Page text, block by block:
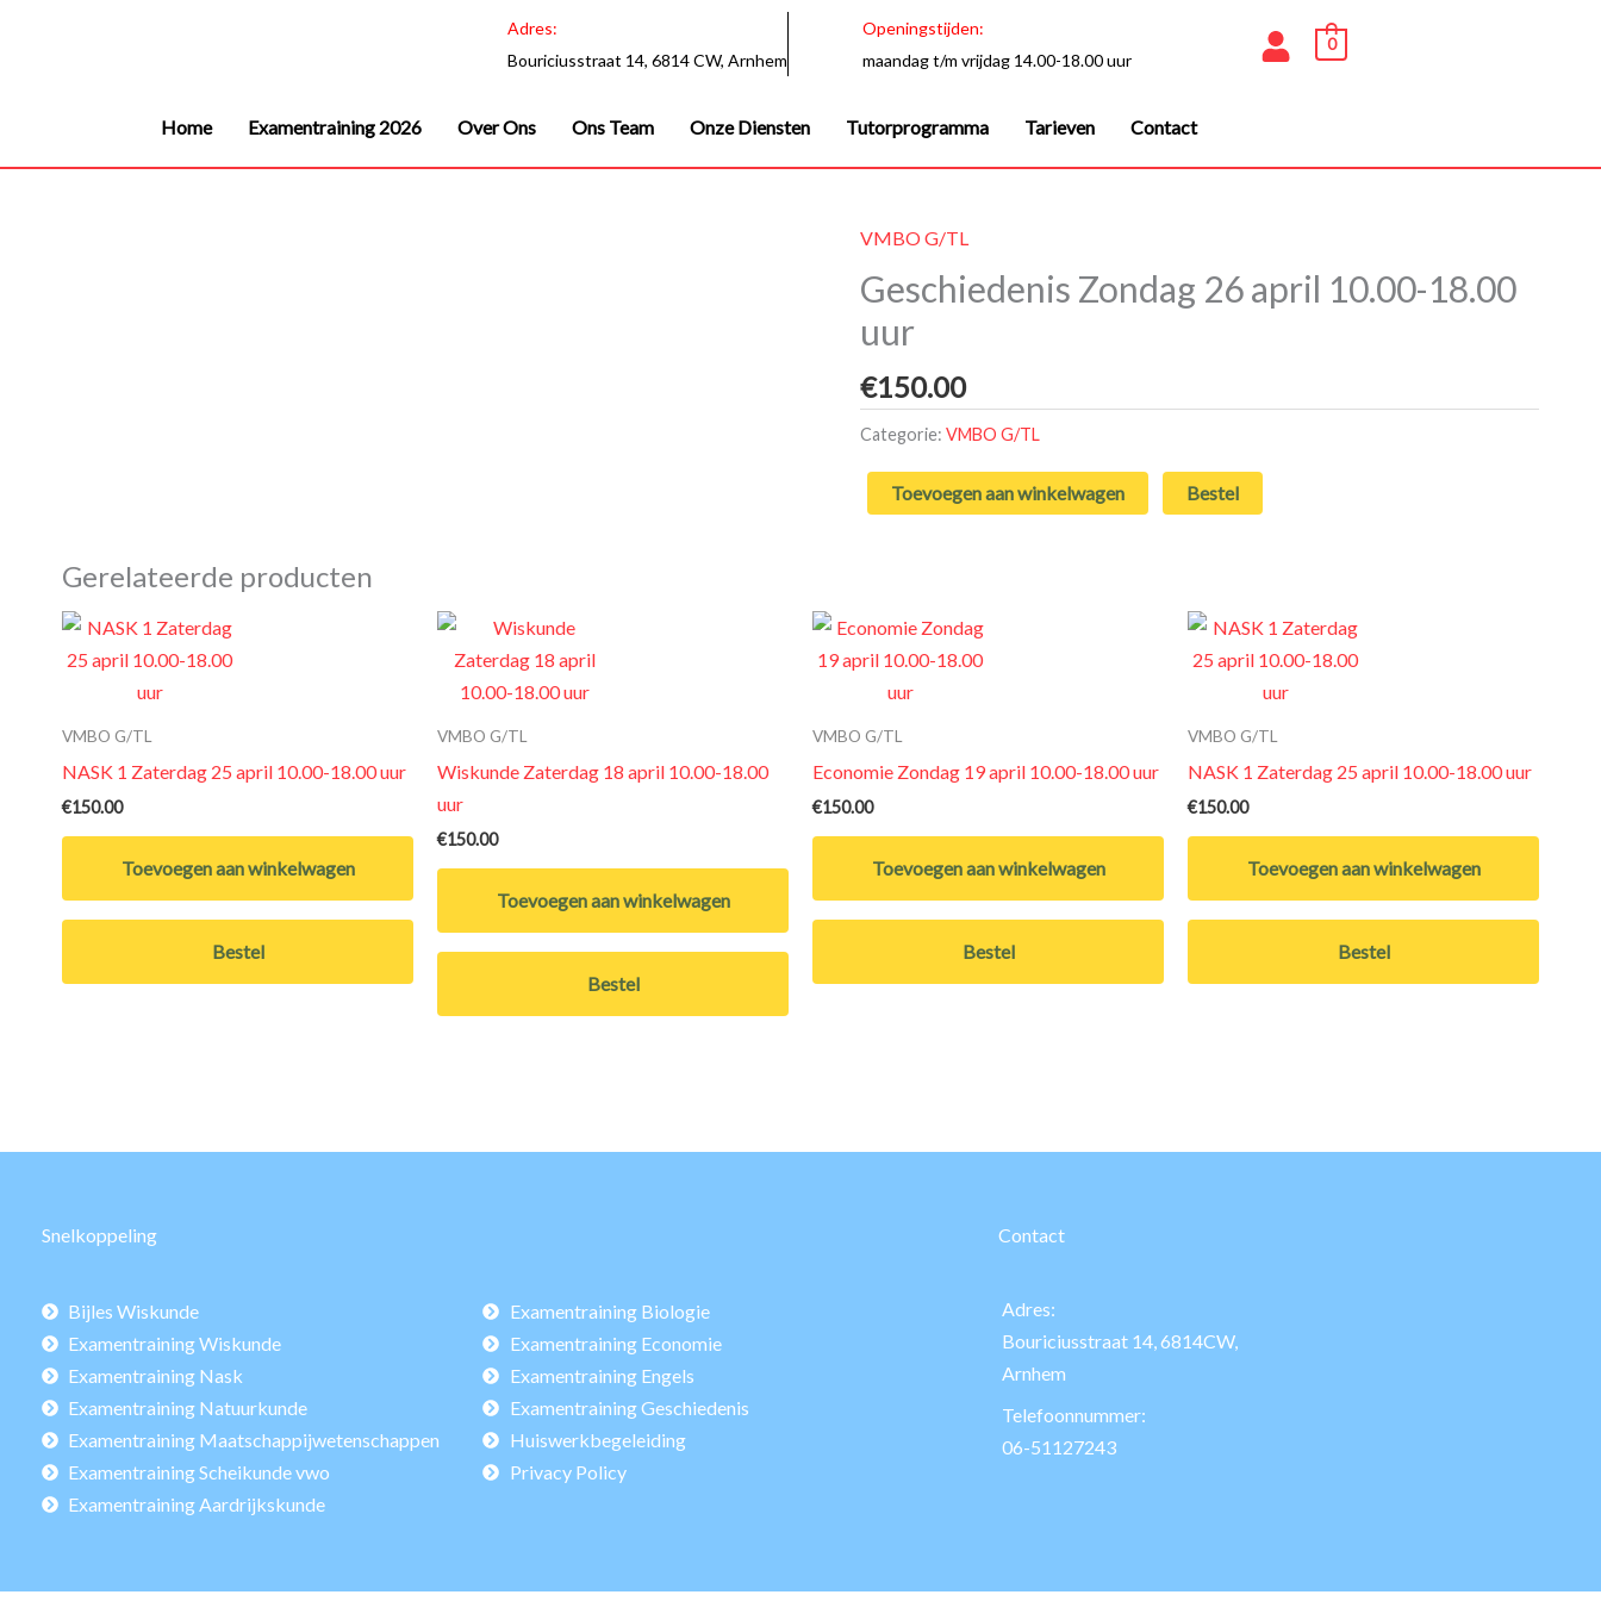
Adres:
Bouriciusstraat 14, 6814 CW, Arnhem
Openingstijden:
maandag t/m vrijdag 14.00-18.00 uur
0
Home Examentraining 2026 Over Ons Ons Team Onze Diensten Tutorprogramma Tarieven Contact
VMBO G/TL
Geschiedenis Zondag 26 april 10.00-18.00
uur
€150.00
Categorie: VMBO G/TL
Toevoegen aan winkelwagen Bestel
Gerelateerde producten
VMBO G/TL
NASK 1 Zaterdag 25 april 10.00-18.00 uur
€150.00
Toevoegen aan winkelwagen
Bestel
VMBO G/TL
Wiskunde Zaterdag 18 april 10.00-18.00
uur
€150.00
Toevoegen aan winkelwagen
Bestel
VMBO G/TL
Economie Zondag 19 april 10.00-18.00 uur
€150.00
Toevoegen aan winkelwagen
Bestel
VMBO G/TL
NASK 1 Zaterdag 25 april 10.00-18.00 uur
€150.00
Toevoegen aan winkelwagen
Bestel
Snelkoppeling
Bijles Wiskunde
Examentraining Wiskunde
Examentraining Nask
Examentraining Natuurkunde
Examentraining Maatschappijwetenschappen
Examentraining Scheikunde vwo
Examentraining Aardrijkskunde
Examentraining Biologie
Examentraining Economie
Examentraining Engels
Examentraining Geschiedenis
Huiswerkbegeleiding
Privacy Policy
Contact
Adres:
Bouriciusstraat 14, 6814CW,
Arnhem
Telefoonnummer:
06-51127243